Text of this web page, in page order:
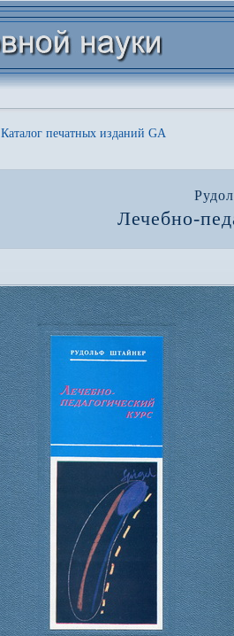
Каталог печатных изданий GA
Лечебно-